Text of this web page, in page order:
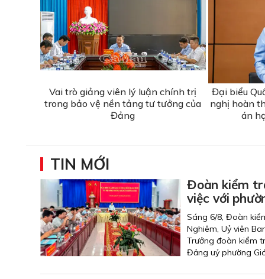
Vai trò giảng viên lý luận chính trị
trong bảo vệ nền tảng tư tưởng của
Đảng
Đại biểu
nghị hoàn
án
TIN MỚI
Đoàn kiểm
việc với
Sáng 6/8, Đoàn
Nghiêm, Uỷ viên
Trưởng đoàn kiểm
Đảng uỷ phường